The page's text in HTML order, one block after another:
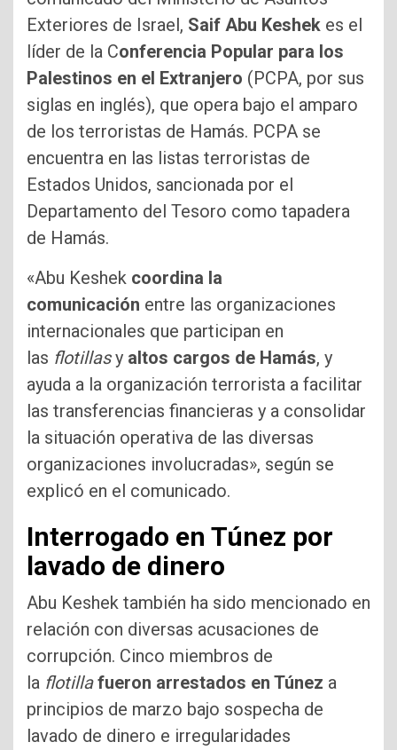
Exteriores de Israel, Saif Abu Keshek es el
líder de la Conferencia Popular para los
Palestinos en el Extranjero (PCPA, por sus
siglas en inglés), que opera bajo el amparo
de los terroristas de Hamás. PCPA se
encuentra en las listas terroristas de
Estados Unidos, sancionada por el
Departamento del Tesoro como tapadera
de Hamás.
«Abu Keshek coordina la
comunicación entre las organizaciones
internacionales que participan en
las flotillasy altos cargos de Hamás, y
ayuda a la organización terrorista a facilitar
las transferencias financieras y a consolidar
la situación operativa de las diversas
organizaciones involucradas», según se
explicó en el comunicado.
Interrogado en Túnez por
lavado de dinero
Abu Keshek también ha sido mencionado en
relación con diversas acusaciones de
corrupción. Cinco miembros de
la flotilla fueron arrestados en Túnez a
principios de marzo bajo sospecha de
lavado de dinero e irregularidades